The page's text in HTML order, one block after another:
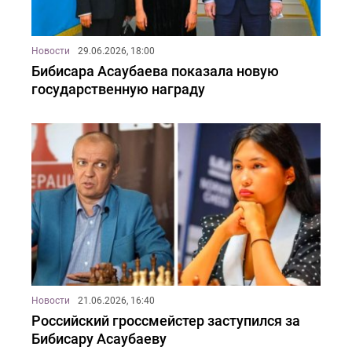
Новости 29.06.2026, 18:00
Бибисара Асаубаева показала новую
государственную награду
Новости 21.06.2026, 16:40
Российский гроссмейстер заступился за
Бибисару Асаубаеву